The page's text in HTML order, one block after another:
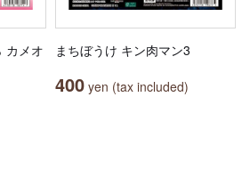
カメオ
まちぼうけ キン肉マン3
400 yen (tax included)